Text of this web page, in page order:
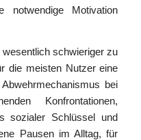
notwendige Motivation
schwieriger zu
die meisten Nutzer eine
bei
Konfrontationen,
sozialer Schlüssel und
Pausen im Alltag, für